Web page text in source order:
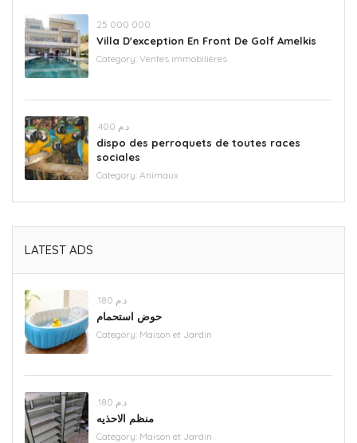
‪25 000 000
Villa D'exception En Front De Golf Amelkis
Category: Ventes immobilières
.د.م 400
dispo des perroquets de toutes races
sociales
Category: Animaux
LATEST ADS
.د.م 180
حوض استحمام
Category: Maison et Jardin
.د.م 180
منظم الاحذيه
Category: Maison et Jardin